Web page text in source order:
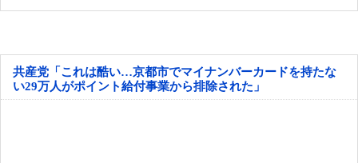
共産党「これは酷い…京都市でマイナンバーカードを持たな
い29万人がポイント給付事業から排除された」